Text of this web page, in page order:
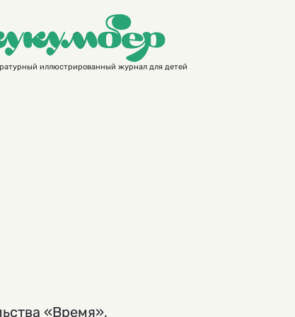
иллюстрированный журнал для детей
«Время»,